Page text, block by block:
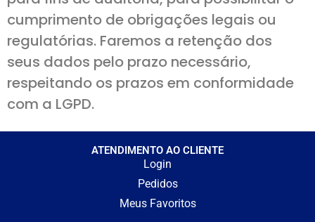
cumprimento de obrigações legais ou
regulatórias. Faremos a retenção dos
seus dados pelo prazo necessário,
respeitando os prazos em conformidade
com a LGPD.
ATENDIMENTO AO CLIENTE
Login
Pedidos
Meus Favoritos